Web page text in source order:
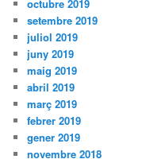
octubre 2019
setembre 2019
juliol 2019
juny 2019
maig 2019
abril 2019
març 2019
febrer 2019
gener 2019
novembre 2018